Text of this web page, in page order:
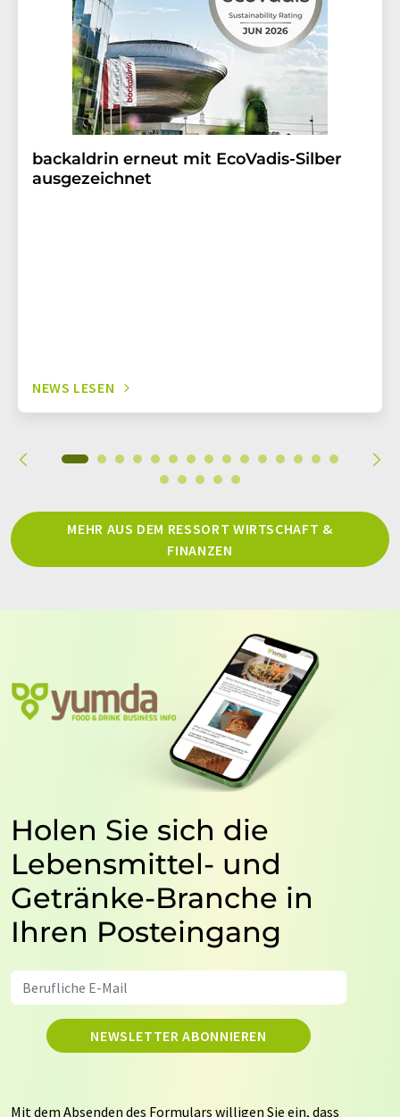
backaldrin erneut mit EcoVadis-Silber
ausgezeichnet
NEWS LESEN
MEHR AUS DEM RESSORT WIRTSCHAFT &
FINANZEN
Holen Sie sich die
Lebensmittel- und
Getränke-Branche in
Ihren Posteingang
NEWSLETTER ABONNIEREN
Mit dem Absenden des Formulars willigen Sie ein, dass